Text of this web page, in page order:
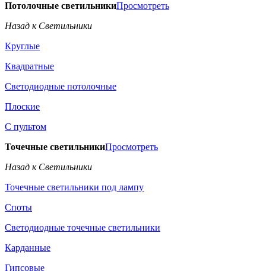
Потолочные светильникиПросмотреть
Назад к Светильники
Круглые
Квадратные
Светодиодные потолочные
Плоские
С пультом
Точечные светильникиПросмотреть
Назад к Светильники
Точечные светильники под лампу
Споты
Светодиодные точечные светильники
Карданные
Гипсовые